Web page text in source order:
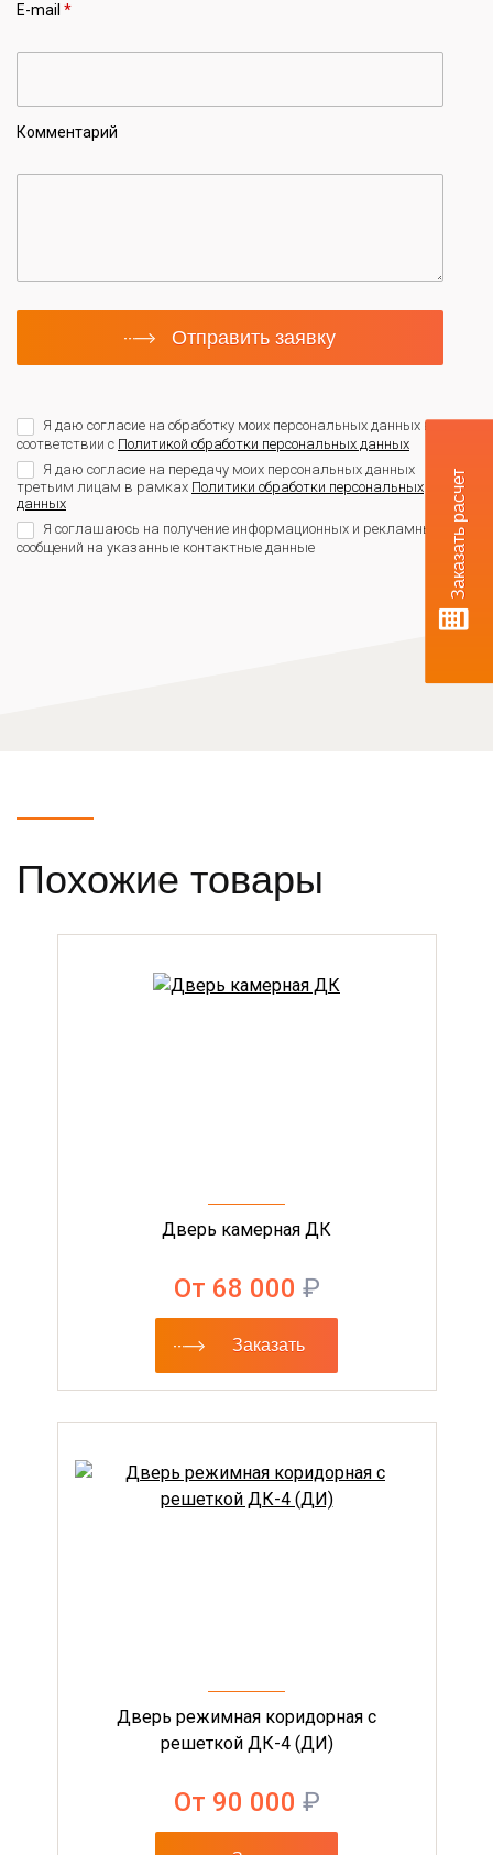
Заказать расчет
E-mail *
Комментарий
Отправить заявку
Я даю согласие на обработку моих персональных данных в
соответствии с Политикой обработки персональных данных
Я даю согласие на передачу моих персональных данных
третьим лицам в рамках Политики обработки персональных
данных
Я соглашаюсь на получение информационных и рекламных
сообщений на указанные контактные данные
Похожие товары
Дверь камерная ДК
От 68 000 ₽
Заказать
Дверь режимная коридорная с
решеткой ДК-4 (ДИ)
От 90 000 ₽